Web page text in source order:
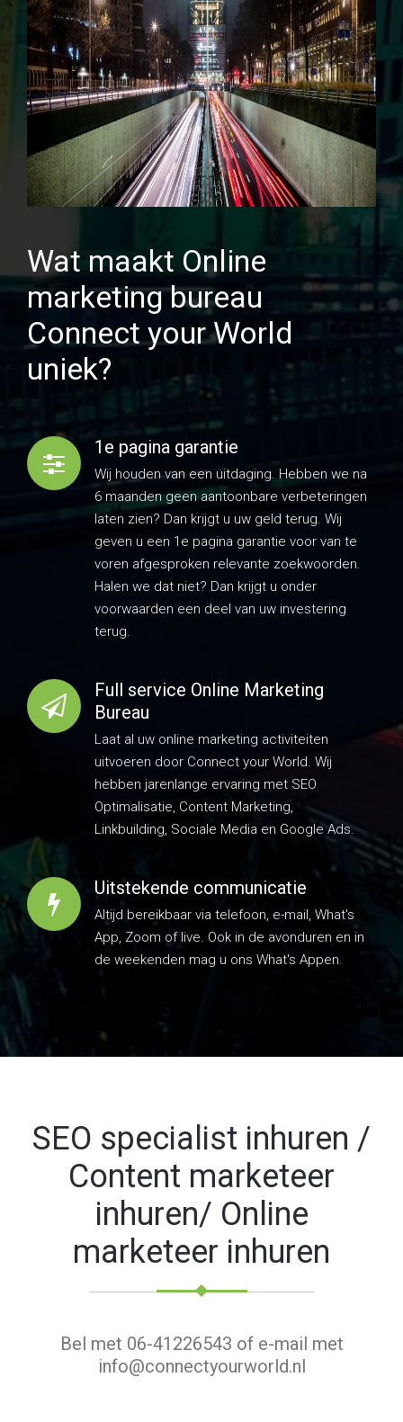
Wat maakt Online
marketing bureau
Connect your World
1e pagina garantie
Wij houden van een uitdaging. Hebben we na
6 maanden geen aantoonbare verbeteringen
laten zien? Dan krijgt u uw geld terug. Wij
geven u een 1e pagina garantie voor van te
voren afgesproken relevante zoekwoorden.
Halen we dat niet? Dan krijgt u onder
voorwaarden een deel van uw investering
terug.
Full service Online Marketing
Bureau
Laat al uw online marketing activiteiten
uitvoeren door Connect your World. Wij
Linkbuilding, Sociale Media en Google Ads.
Uitstekende communicatie
Altijd bereikbaar via telefoon, e-mail, What's
App, Zoom of live. Ook in de avonduren en in
de weekenden mag u ons What's Appen.
SEO specialist inhuren /
Content marketeer
marketeer inhuren
Bel met 06-41226543 of e-mail met
info@connectyourworld.nl